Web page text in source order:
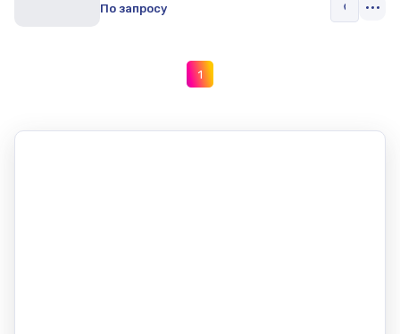
По запросу
1